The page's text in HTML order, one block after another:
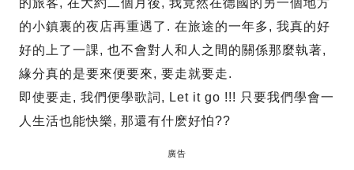
的小鎮裏的夜店再重遇了. 在旅途的一年多, 我真的好
好的上了一課, 也不會對人和人之間的關係那麼執著,
緣分真的是要來便要來, 要走就要走.
即使要走, 我們便學歌詞, Let it go !!! 只要我們學會一
人生活也能快樂, 那還有什麽好怕??
廣告